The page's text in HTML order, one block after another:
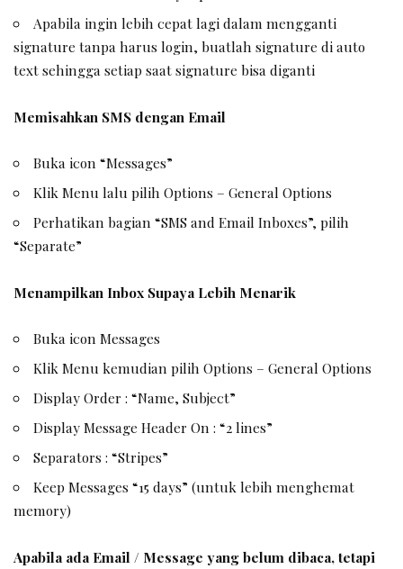
Apabila ingin lebih cepat lagi dalam mengganti
signature tanpa harus login, buatlah signature di auto
text sehingga setiap saat signature bisa diganti
Memisahkan SMS dengan Email
Buka icon “Messages”
Klik Menu lalu pilih Options – General Options
Perhatikan bagian “SMS and Email Inboxes”, pilih
“Separate”
Menampilkan Inbox Supaya Lebih Menarik
Buka icon Messages
Klik Menu kemudian pilih Options – General Options
Display Order : “Name, Subject”
Display Message Header On : “2 lines”
Separators : “Stripes”
Keep Messages “15 days” (untuk lebih menghemat
memory)
Apabila ada Email / Message yang belum dibaca, tetapi